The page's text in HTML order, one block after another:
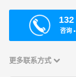
咨询
更多联系方式